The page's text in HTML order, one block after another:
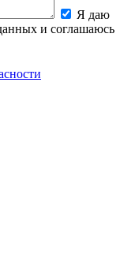
Я даю
и соглашаюсь